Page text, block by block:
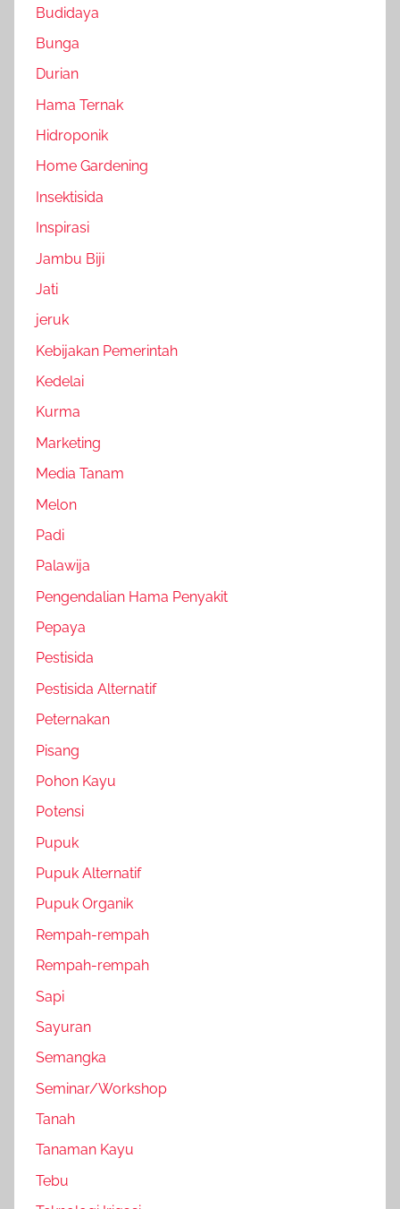
Budidaya
Bunga
Durian
Hama Ternak
Hidroponik
Home Gardening
Insektisida
Inspirasi
Jambu Biji
Jati
jeruk
Kebijakan Pemerintah
Kedelai
Kurma
Marketing
Media Tanam
Melon
Padi
Palawija
Pengendalian Hama Penyakit
Pepaya
Pestisida
Pestisida Alternatif
Peternakan
Pisang
Pohon Kayu
Potensi
Pupuk
Pupuk Alternatif
Pupuk Organik
Rempah-rempah
Rempah-rempah
Sapi
Sayuran
Semangka
Seminar/Workshop
Tanah
Tanaman Kayu
Tebu